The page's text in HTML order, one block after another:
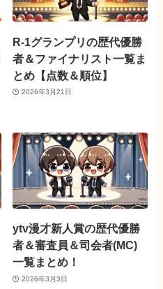
R-1グランプリの歴代優勝
者＆ファイナリスト一覧ま
とめ【点数＆順位】
2026年3月21日
ytv漫才新人賞の歴代優勝
者＆審査員＆司会者(MC)
一覧まとめ！
2026年3月3日